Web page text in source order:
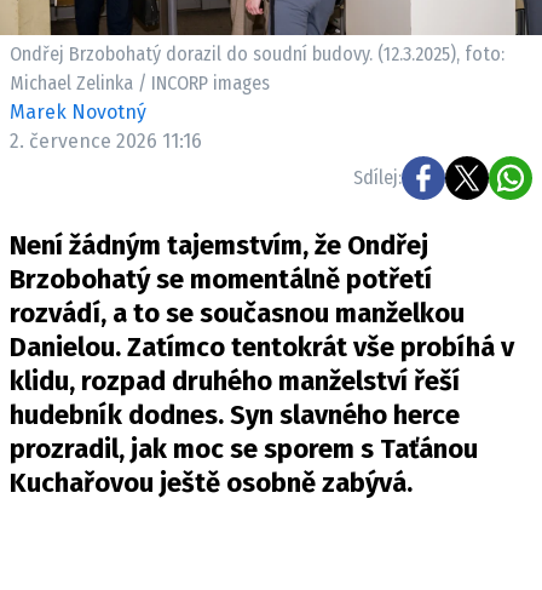
Pošlete e-mail na newsbox.cz
ETICKÝ KODEX
INZERCE
OSOBNÍ ÚDAJE / COOKIES
VOLNÁ MÍSTA
Provozovatelem serveru newsbox.cz je
INCORP MEDIA GROUP s.r.o., IČ: 118 23 054
Ondřej Brzobohatý dorazil do soudní budovy. (12.3.2025), foto:
Michael Zelinka / INCORP images
Marek Novotný
2. července 2026 11:16
Sdílej:
Není žádným tajemstvím, že Ondřej
Brzobohatý se momentálně potřetí
rozvádí, a to se současnou manželkou
Danielou. Zatímco tentokrát vše probíhá v
klidu, rozpad druhého manželství řeší
hudebník dodnes. Syn slavného herce
prozradil, jak moc se sporem s Taťánou
Kuchařovou ještě osobně zabývá.